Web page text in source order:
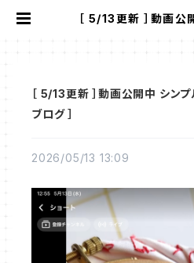
［ 5/13更新 ］動画公
［ 5/13更新 ］動画公開中 シンプ
ブログ ］
2026/05/13 13:09